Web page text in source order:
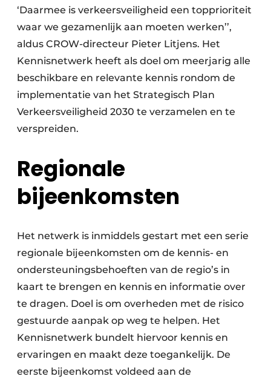
‘Daarmee is verkeersveiligheid een topprioriteit
waar we gezamenlijk aan moeten werken’’,
aldus CROW-directeur Pieter Litjens. Het
Kennisnetwerk heeft als doel om meerjarig alle
beschikbare en relevante kennis rondom de
implementatie van het Strategisch Plan
Verkeersveiligheid 2030 te verzamelen en te
verspreiden.
Regionale
bijeenkomsten
Het netwerk is inmiddels gestart met een serie
regionale bijeenkomsten om de kennis- en
ondersteuningsbehoeften van de regio’s in
kaart te brengen en kennis en informatie over
te dragen. Doel is om overheden met de risico
gestuurde aanpak op weg te helpen. Het
Kennisnetwerk bundelt hiervoor kennis en
ervaringen en maakt deze toegankelijk. De
eerste bijeenkomst voldeed aan de